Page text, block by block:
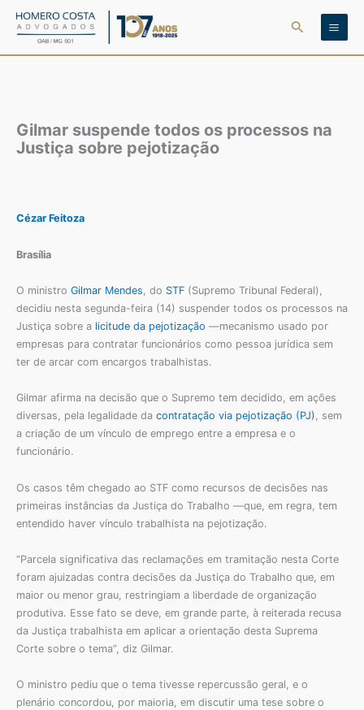
para
Pesquisar
Gilmar suspende todos os processos na
Justiça sobre pejotização
Cézar Feitoza
Brasília
O ministro Gilmar Mendes , do STF (Supremo Tribunal Federal),
decidiu nesta segunda-feira (14) suspender todos os processos na
Justiça sobre a licitude da pejotização —mecanismo usado por
empresas para contratar funcionários como pessoa jurídica sem
ter de arcar com encargos trabalhistas.
Gilmar afirma na decisão que o Supremo tem decidido, em ações
diversas, pela legalidade da contratação via pejotização (PJ), sem
a criação de um vínculo de emprego entre a empresa e o
funcionário.
Os casos têm chegado ao STF como recursos de decisões nas
primeiras instâncias da Justiça do Trabalho —que, em regra, tem
entendido haver vínculo trabalhista na pejotização.
“Parcela significativa das reclamações em tramitação nesta Corte
foram ajuizadas contra decisões da Justiça do Trabalho que, em
maior ou menor grau, restringiam a liberdade de organização
produtiva. Esse fato se deve, em grande parte, à reiterada recusa
da Justiça trabalhista em aplicar a orientação desta Suprema
Corte sobre o tema”, diz Gilmar.
O ministro pediu que o tema tivesse repercussão geral, e o
plenário concordou, por maioria, em discutir uma tese sobre o